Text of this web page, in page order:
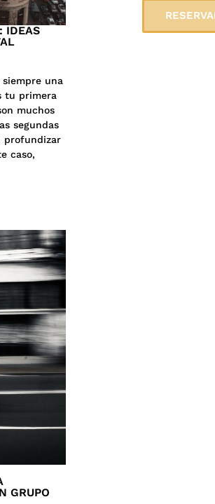
IDEAS
una
tu primera
muchos
segundas
profundizar
caso,
GRUPO